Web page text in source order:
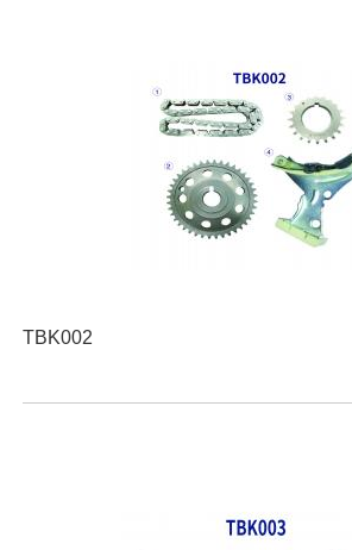
TBK002